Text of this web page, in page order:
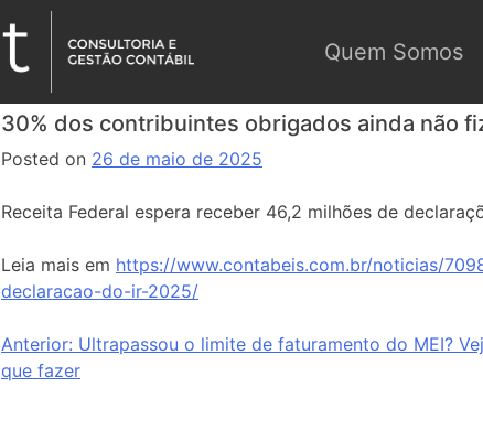
Quem Somos
30% dos contribuintes obrigados ainda não
Posted on 26 de maio de 2025
Receita Federal espera receber 46,2 milhões de
Leia mais em https://www.contabeis.com.br/noticias/
declaracao-do-ir-2025/
Anterior: Ultrapassou o limite de faturamento do MEI?
que fazer